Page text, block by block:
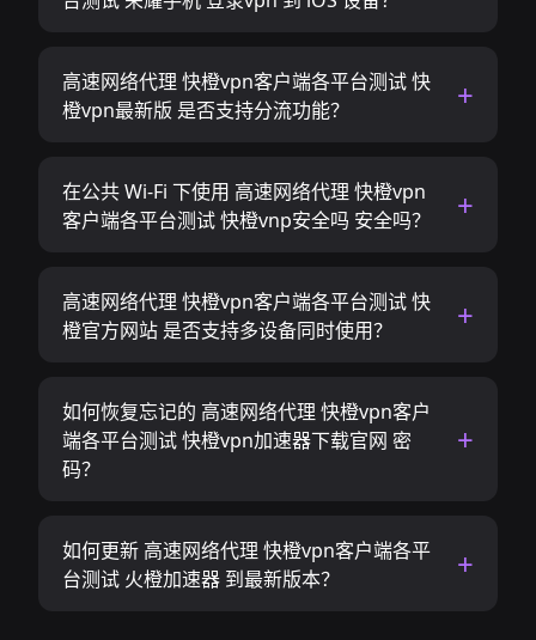
高速网络代理 快橙vpn客户端各平台测试 快
橙vpn最新版 是否支持分流功能？
在公共 Wi-Fi 下使用 高速网络代理 快橙vpn
客户端各平台测试 快橙vnp安全吗 安全吗？
高速网络代理 快橙vpn客户端各平台测试 快
橙官方网站 是否支持多设备同时使用？
如何恢复忘记的 高速网络代理 快橙vpn客户
端各平台测试 快橙vpn加速器下载官网 密
码？
如何更新 高速网络代理 快橙vpn客户端各平
台测试 火橙加速器 到最新版本？